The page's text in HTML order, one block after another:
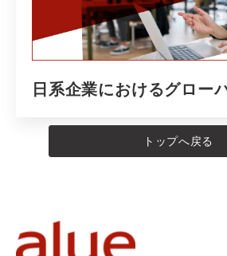
日系企業におけるグロー
トップへ戻る